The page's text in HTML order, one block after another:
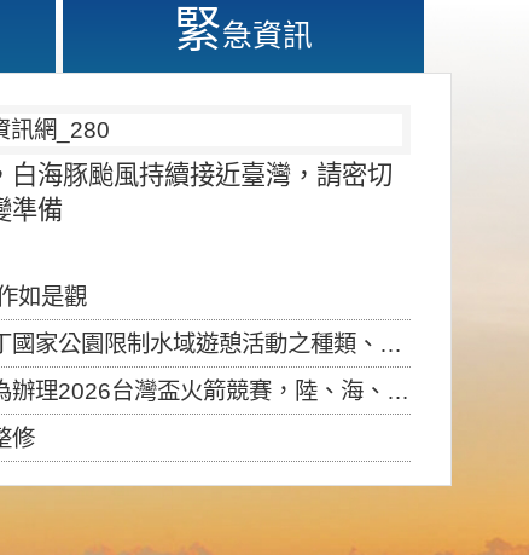
緊急資訊
海豚颱風持續接近臺灣，請密切
準備
如是觀
制水域遊憩活動之種類、範圍、時間及行為」，自即日生效。
盃火箭競賽，陸、海、空域警戒及協調相關事宜，因颱風備案事宜
修